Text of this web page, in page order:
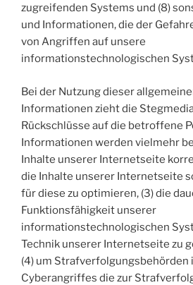
zugreifenden Systems und (8)
und Informationen, die der
von Angriffen auf unsere
informationstechnologischen
Bei der Nutzung dieser
Informationen zieht die
Rückschlüsse auf die betroffene
Informationen werden vielmehr
Inhalte unserer Internetseite
die Inhalte unserer Internetseite
für diese zu optimieren, (3) die
Funktionsfähigkeit unserer
informationstechnologischen
Technik unserer Internetseite zu
(4) um Strafverfolgungsbehörden
Cyberangriffes die zur